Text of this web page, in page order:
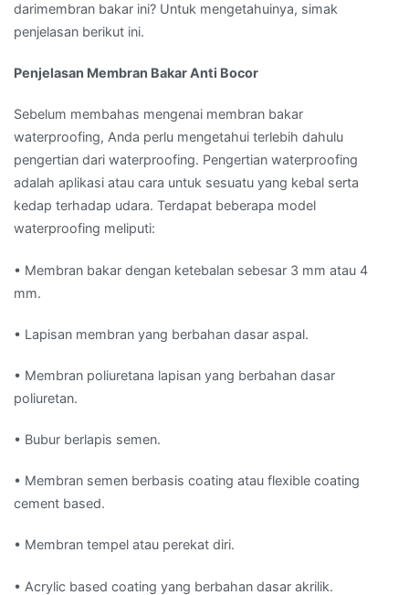
darimembran bakar ini? Untuk mengetahuinya, simak
penjelasan berikut ini.
Penjelasan Membran Bakar Anti Bocor
Sebelum membahas mengenai membran bakar
waterproofing, Anda perlu mengetahui terlebih dahulu
pengertian dari waterproofing. Pengertian waterproofing
adalah aplikasi atau cara untuk sesuatu yang kebal serta
kedap terhadap udara. Terdapat beberapa model
waterproofing meliputi:
• Membran bakar dengan ketebalan sebesar 3 mm atau 4
mm.
• Lapisan membran yang berbahan dasar aspal.
• Membran poliuretana lapisan yang berbahan dasar
poliuretan.
• Bubur berlapis semen.
• Membran semen berbasis coating atau flexible coating
cement based.
• Membran tempel atau perekat diri.
• Acrylic based coating yang berbahan dasar akrilik.